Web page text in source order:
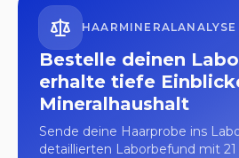
HAARMINERALANALYSE
Bestelle deinen
erhalte tiefe
Mineralhaushalt
Sende deine Haarprobe ins
detaillierten Laborbefund mit 21